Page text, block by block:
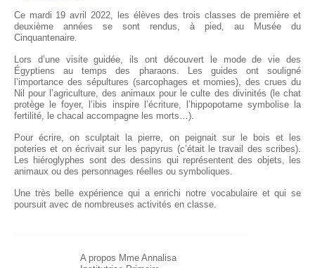
Ce mardi 19 avril 2022, les élèves des trois classes de première et
deuxième années se sont rendus, à pied, au Musée du
Cinquantenaire.
Lors d’une visite guidée, ils ont découvert le mode de vie des
Égyptiens au temps des pharaons. Les guides ont souligné
l’importance des sépultures (sarcophages et momies), des crues du
Nil pour l’agriculture, des animaux pour le culte des divinités (le chat
protège le foyer, l’ibis inspire l’écriture, l’hippopotame symbolise la
fertilité, le chacal accompagne les morts…).
Pour écrire, on sculptait la pierre, on peignait sur le bois et les
poteries et on écrivait sur les papyrus (c’était le travail des scribes).
Les hiéroglyphes sont des dessins qui représentent des objets, les
animaux ou des personnages réelles ou symboliques.
Une très belle expérience qui a enrichi notre vocabulaire et qui se
poursuit avec de nombreuses activités en classe.
A propos Mme Annalisa